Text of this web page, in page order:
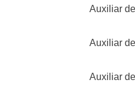
Auxiliar
Auxiliar
Auxiliar